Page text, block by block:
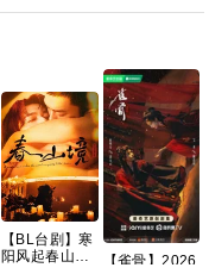
【BL台剧】寒
阳风起春山境
【雀骨】2026